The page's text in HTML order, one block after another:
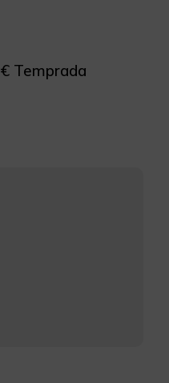
Temprada